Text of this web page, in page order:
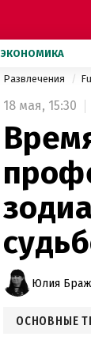
ЭКОНОМИКА
Развлечения
18 мая, 15:30
Юлия
ОСНОВНЫЕ